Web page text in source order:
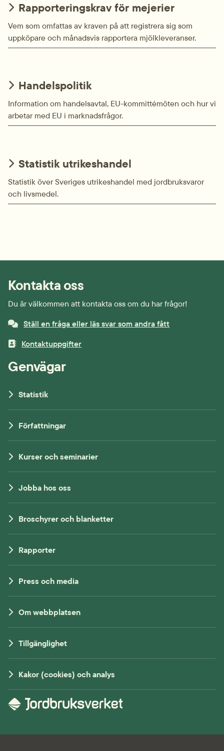
Rapporteringskrav för mejerier
Vem som omfattas av kraven på att registrera sig som
uppköpare och månadsvis rapportera mjölkleveranser.
Handelspolitik
Information om handelsavtal, EU-kommittémöten och hur vi
arbetar med EU i marknadsfrågor.
Statistik utrikeshandel
Statistik över Sveriges utrikeshandel med jordbruksvaror
och livsmedel.
Kontakta oss
Du är välkommen att kontakta oss om du har frågor!
Ställ en fråga eller läs svar som andra fått
Kontaktuppgifter
Genvägar
Statistik
Författningar
Kurser och seminarier
Jobba hos oss
Broschyrer och blanketter
Rapporter
Press och media
Om webbplatsen
Tillgänglighet
Kakor (cookies) och analys